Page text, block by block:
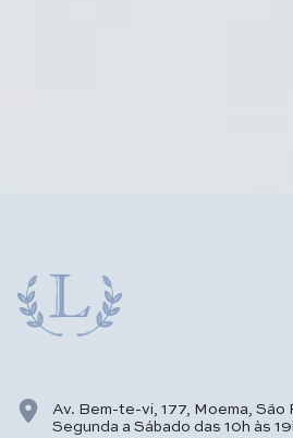
Av. Bem-te-vi, 177, Moema,
Segunda a Sábado das 10h às